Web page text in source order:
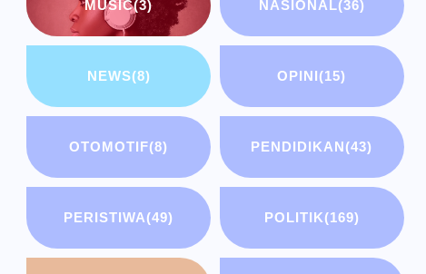
MUSIC(3) NASIONAL(36)
NEWS(8) OPINI(15)
OTOMOTIF(8) PENDIDIKAN(43)
PERISTIWA(49) POLITIK(169)